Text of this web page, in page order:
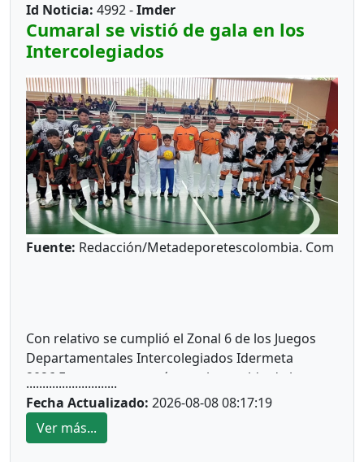
Id Noticia: 4992 -Imder
Cumaral se vistió de gala en los
Intercolegiados
Fuente: Redacción/Metadeporetescolombia. Com
Con relativo se cumplió el Zonal 6 de los Juegos
Departamentales Intercolegiados Idermeta
2026.Esto evento contó con el respaldo de la
administración de municipal de Cumaral.
Cumare1*
............................
Fecha Actualizado: 2026-08-08 08:17:19
Ver más...